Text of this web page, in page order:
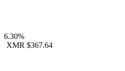
6.30%
XMR $367.64